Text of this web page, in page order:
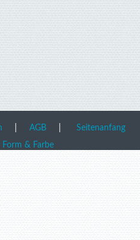
AGB
& Farbe
Seitenanfang